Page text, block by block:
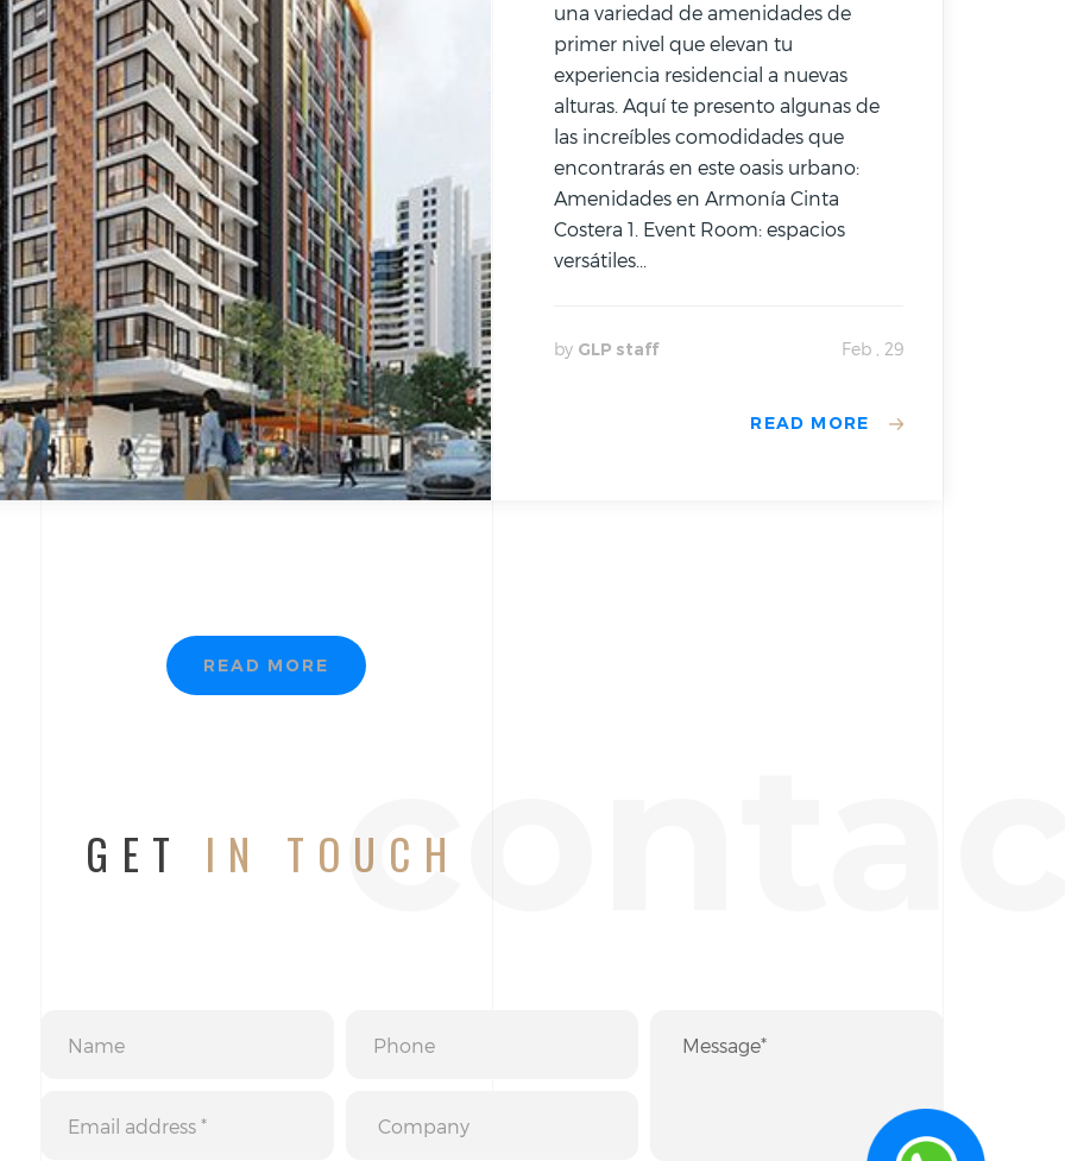
una variedad de amenidades de
primer nivel que elevan tu
experiencia residencial a nuevas
alturas. Aquí te presento algunas de
las increíbles comodidades que
encontrarás en este oasis urbano:
Amenidades en Armonía Cinta
Costera 1. Event Room: espacios
versátiles...
by GLP staff Feb , 29
READ MORE
READ MORE
GET IN TOUCH